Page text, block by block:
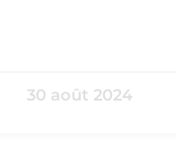
30 août 2024